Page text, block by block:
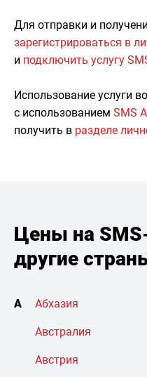
Для отправки и
зарегистрироваться в
и подключить услугу
Использование услуги
с использованием SMS
получить в разделе
Цены на
другие
А Абхазия
Австралия
Австрия